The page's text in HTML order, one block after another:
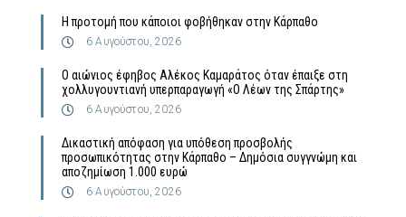
Η προτομή που κάποιοι φοβήθηκαν στην Κάρπαθο
6 Αυγούστου, 2026
Ο αιώνιος έφηβος Αλέκος Καμαράτος όταν έπαιξε στη
χολλυγουντιανή υπερπαραγωγή «Ο Λέων της Σπάρτης»
6 Αυγούστου, 2026
Δικαστική απόφαση για υπόθεση προσβολής
προσωπικότητας στην Κάρπαθο – Δημόσια συγγνώμη και
αποζημίωση 1.000 ευρώ
6 Αυγούστου, 2026